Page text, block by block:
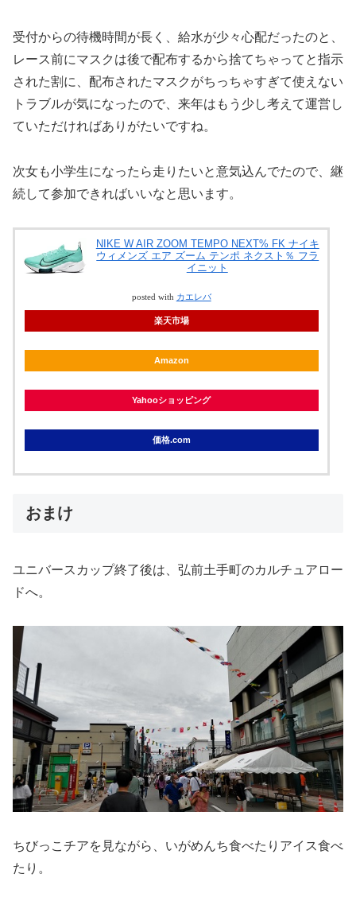
受付からの待機時間が長く、給水が少々心配だったのと、
レース前にマスクは後で配布するから捨てちゃってと指示
された割に、配布されたマスクがちっちゃすぎて使えない
トラブルが気になったので、来年はもう少し考えて運営し
ていただければありがたいですね。
次女も小学生になったら走りたいと意気込んでたので、継
続して参加できればいいなと思います。
NIKE W AIR ZOOM TEMPO NEXT% FK ナイキ
ウィメンズ エア ズーム テンポ ネクスト％ フラ
イニット
posted with カエレバ
楽天市場
Amazon
Yahooショッピング
価格.com
おまけ
ユニバースカップ終了後は、弘前土手町のカルチュアロー
ドへ。
ちびっこチアを見ながら、いがめんち食べたりアイス食べ
たり。